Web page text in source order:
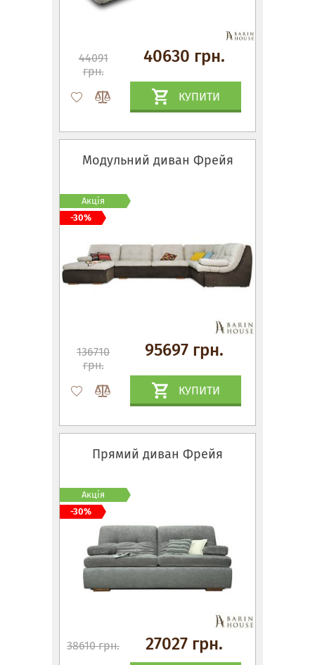
44091
грн.
40630 грн.
КУПИТИ
Модульний диван Фрейя
136710
грн.
95697 грн.
КУПИТИ
Акція
-30%
Прямий диван Фрейя
38610 грн. 27027 грн.
Акція
-30%